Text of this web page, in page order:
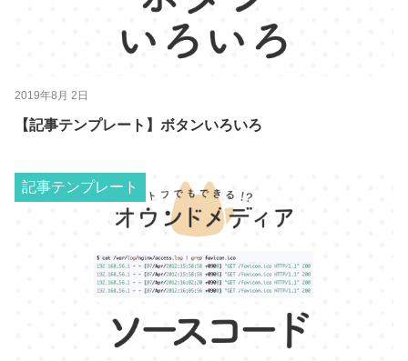
2019年8月 2日
【記事テンプレート】ボタンいろいろ
記事テンプレート